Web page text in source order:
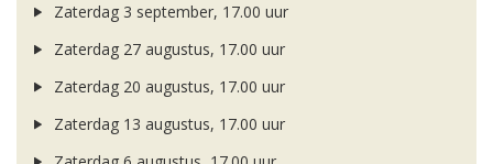
Zaterdag 3 september, 17.00 uur
Zaterdag 27 augustus, 17.00 uur
Zaterdag 20 augustus, 17.00 uur
Zaterdag 13 augustus, 17.00 uur